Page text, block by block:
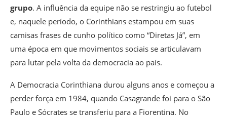
grupo. A influência da equipe não se restringiu ao futebol
e, naquele período, o Corinthians estampou em suas
camisas frases de cunho político como “Diretas Já”, em
uma época em que movimentos sociais se articulavam
para lutar pela volta da democracia ao país.
A Democracia Corinthiana durou alguns anos e começou a
perder força em 1984, quando Casagrande foi para o São
Paulo e Sócrates se transferiu para a Fiorentina. No